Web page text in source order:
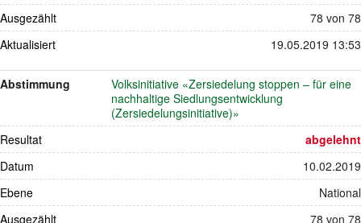
Ausgezählt
78 von 78
Aktualisiert
19.05.2019 13:53
Abstimmung
Volksinitiative «Zersiedelung stoppen – für eine
nachhaltige Siedlungsentwicklung
(Zersiedelungsinitiative)»
Resultat
abgelehnt
Datum
10.02.2019
Ebene
National
Ausgezählt
78 von 78